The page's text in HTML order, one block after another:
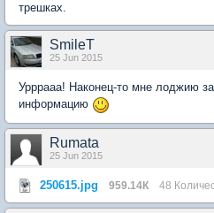
трешках.
SmileT
25 Jun 2015
Урррааа! Наконец-то мне лоджию
информацию
Rumata
25 Jun 2015
250615.jpg 959.14К 48